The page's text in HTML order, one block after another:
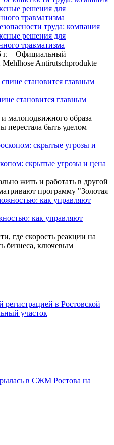
труда: компания
решения для
травматизма
г. – Официальный
Antirutschprodukte
становится главным
малоподвижного образа
перестала быть уделом
скрытые угрозы и цена
жить и работать в другой
программу "Золотая
как управляют
где скорость реакции на
бизнеса, ключевым
в Ростовской
участок
в СЖМ Ростова на